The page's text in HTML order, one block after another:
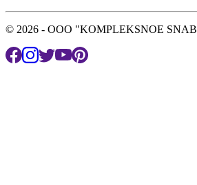
© 2026 - OOO "KOMPLEKSNOE